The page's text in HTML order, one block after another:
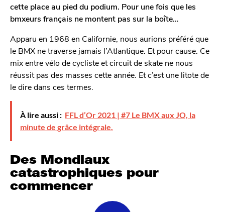
cette place au pied du podium. Pour une fois que les
bmxeurs français ne montent pas sur la boîte…
Apparu en 1968 en Californie, nous aurions préféré que
le BMX ne traverse jamais l’Atlantique. Et pour cause. Ce
mix entre vélo de cycliste et circuit de skate ne nous
réussit pas des masses cette année. Et c’est une litote de
le dire dans ces termes.
À lire aussi : FFL d’Or 2021 | #7 Le BMX aux JO, la
minute de grâce intégrale.
Des Mondiaux
catastrophiques pour
commencer